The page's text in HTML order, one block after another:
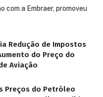
com a Embraer, promoveu
Redução de Impostos
do Preço do
Aviação
Preços do Petróleo